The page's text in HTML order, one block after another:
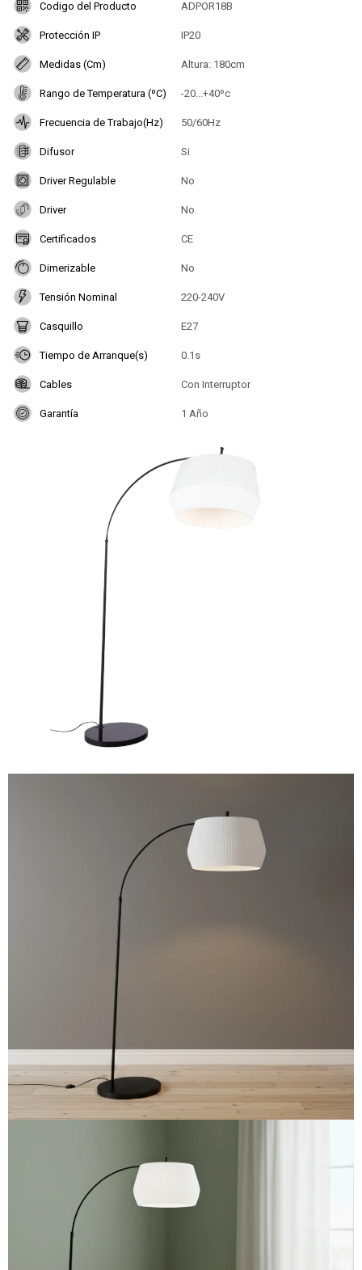
Codigo del Producto ADPOR18B
Protección IP IP20
Medidas (Cm) Altura: 180cm
Rango de Temperatura (ºC) -20...+40ºc
Frecuencia de Trabajo(Hz) 50/60Hz
Difusor Si
Driver Regulable No
Driver No
Certificados CE
Dimerizable No
Tensión Nominal 220-240V
Casquillo E27
Tiempo de Arranque(s) 0.1s
Cables Con Interruptor
Garantía 1 Año